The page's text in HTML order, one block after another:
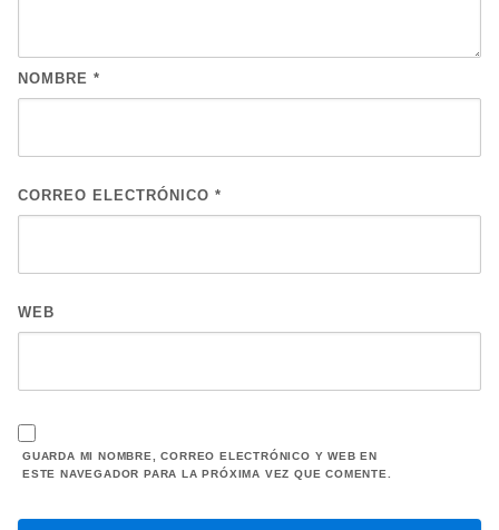
NOMBRE *
CORREO ELECTRÓNICO *
WEB
GUARDA MI NOMBRE, CORREO ELECTRÓNICO Y WEB EN
ESTE NAVEGADOR PARA LA PRÓXIMA VEZ QUE COMENTE.